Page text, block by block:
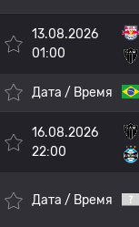
13.08.2026
01:00
Дата / Время
16.08.2026
22:00
Дата / Время